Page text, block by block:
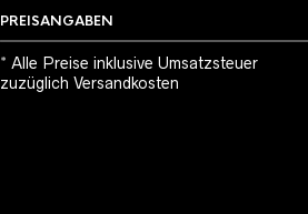
PREISANGABEN
* Alle Preise inklusive Umsatzsteuer
zuzüglich Versandkosten